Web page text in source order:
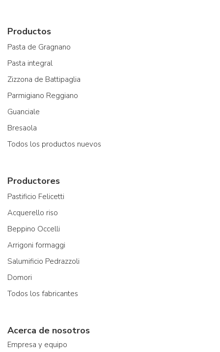
Productos
Pasta de Gragnano
Pasta integral
Zizzona de Battipaglia
Parmigiano Reggiano
Guanciale
Bresaola
Todos los productos nuevos
Productores
Pastificio Felicetti
Acquerello riso
Beppino Occelli
Arrigoni formaggi
Salumificio Pedrazzoli
Domori
Todos los fabricantes
Acerca de nosotros
Empresa y equipo